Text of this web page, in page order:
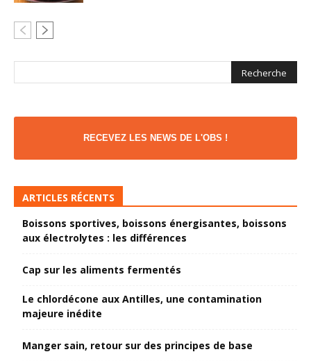
RECEVEZ LES NEWS DE L'OBS !
ARTICLES RÉCENTS
Boissons sportives, boissons énergisantes, boissons
aux électrolytes : les différences
Cap sur les aliments fermentés
Le chlordécone aux Antilles, une contamination
majeure inédite
Manger sain, retour sur des principes de base